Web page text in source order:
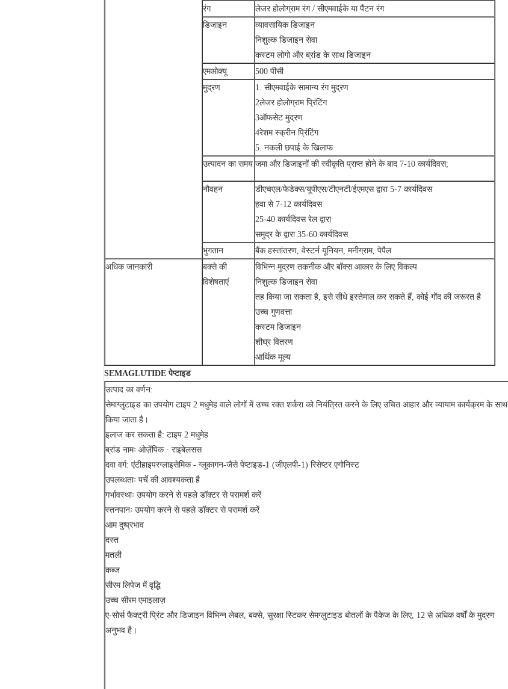
रंग
लेजर होलोग्राम रंग / सीएमवाईके या पैंटन रंग
डिजाइन
व्यावसायिक डिजाइन
निशुल्क डिजाइन सेवा
कस्टम लोगो और ब्रांड के साथ डिजाइन
एमओक्यू
500 पीसी
मुद्रण
1. सीएमवाईके सामान्य रंग मुद्रण
2लेजर होलोग्राम प्रिंटिंग
3ऑफसेट मुद्रण
4रेशम स्क्रीन प्रिंटिंग
5. नकली छपाई के खिलाफ
उत्पादन का समय जमा और डिजाइनों की स्वीकृति प्राप्त होने के बाद 7-10 कार्यदिवस;
नौवहन
डीएचएल/फेडेक्स/यूपीएस/टीएनटी/ईएमएस द्वारा 5-7 कार्यदिवस
हवा से 7-12 कार्यदिवस
25-40 कार्यदिवस रेल द्वारा
समुद्र के द्वारा 35-60 कार्यदिवस
भुगतान
बैंक हस्तांतरण, वेस्टर्न यूनियन, मनीग्राम, पेपैल
अधिक जानकारी
बक्से की
विशेषताएं
विभिन्न मुद्रण तकनीक और बॉक्स आकार के लिए विकल्प
निशुल्क डिजाइन सेवा
तह किया जा सकता है, इसे सीधे इस्तेमाल कर सकते हैं, कोई गोंद की जरूरत है
उच्च गुणवत्ता
कस्टम डिजाइन
शीघ्र वितरण
आर्थिक मूल्य
SEMAGLUTIDE पेप्टाइड
उत्पाद का वर्णन:
सेमाग्लुटाइड का उपयोग टाइप 2 मधुमेह वाले लोगों में उच्च रक्त शर्करा को नियंत्रित करने के लिए उचित आहार और व्यायाम कार्यक्रम के साथ
किया जाता है।
इलाज कर सकता है: टाइप 2 मधुमेह
ब्रांड नामः ओज़ेंपिक · राइबेलसस
दवा वर्ग: एंटीहाइपरग्लाइसेमिक - ग्लूकागन-जैसे पेप्टाइड-1 (जीएलपी-1) रिसेप्टर एगोनिस्ट
उपलब्धताः पर्चे की आवश्यकता है
गर्भावस्थाः उपयोग करने से पहले डॉक्टर से परामर्श करें
स्तनपानः उपयोग करने से पहले डॉक्टर से परामर्श करें
आम दुष्प्रभाव
दस्त
मतली
कब्ज
सीरम लिपेज में वृद्धि
उच्च सीरम एमाइलाज़
ए-सोर्स फैक्ट्री प्रिंट और डिजाइन विभिन्न लेबल, बक्से, सुरक्षा स्टिकर सेमग्लुटाइड बोतलों के पैकेज के लिए, 12 से अधिक वर्षों के मुद्रण
अनुभव है।